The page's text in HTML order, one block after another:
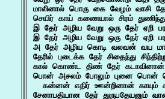
மாலினால் பொரு கை வேழம் வாசி
செயிர் காய் கணையால் சிரம்
இ தேர் அழிய வேறு ஒரு தேர் ஏறி
இ தேர் அழிய வேறு ஒரு தேர் ஏறி
அ தேர் அழிய கொடி வலவன் வய
தேரில் புடைக்க தேர் சிதைந்து
கால் கொண்ட திண் தேர் கடாவினான்
பொன் அசலம் போலும் புனை பொன்
கன்னன் எதிர் ஊன்றினான் காயும்
சேனாபதியான தேர் துருபதேயனும்